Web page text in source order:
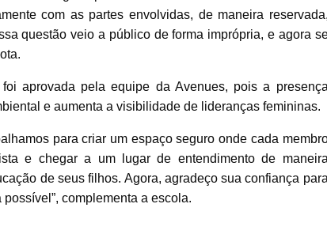
com as partes envolvidas, de maneira reservada,
questão veio a público de forma imprópria, e agora
aprovada pela equipe da Avenues, pois a presença
e aumenta a visibilidade de lideranças femininas.
para criar um espaço seguro onde cada
e chegar a um lugar de entendimento de maneira
de seus filhos. Agora, agradeço sua confiança para
complementa a escola.